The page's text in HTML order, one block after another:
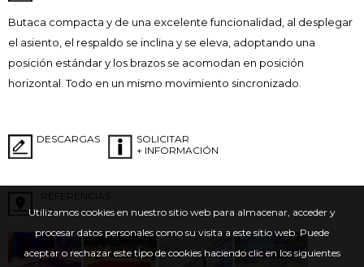
Utilizamos cookies en nuestro sitio web para almacenar, acceder y
procesar datos personales como su visita a este sitio web. Puede
aceptar o rechazar este tipo de cookies haciendo clic en los siguientes
Butaca compacta y de una excelente funcionalidad, al desplegar
el asiento, el respaldo se inclina y se eleva, adoptando una
posición estándar y los brazos se acomodan en posición
horizontal. Todo en un mismo movimiento sincronizado.
DESCARGAS
SOLICITAR
+ INFORMACIÓN
REFERENCIAS